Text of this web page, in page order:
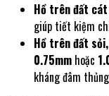
Hồ trên đất
giúp tiết kiệm
Hồ trên đất
0.75mm hoặc
kháng đâm